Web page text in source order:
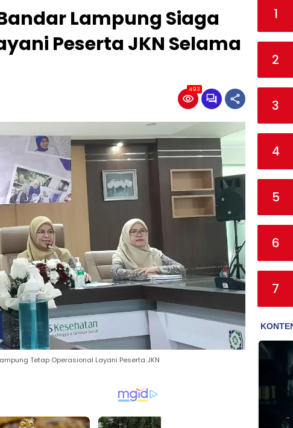
Lampung Siaga
Peserta JKN Selama
493
Tetap Operasional Layani Peserta JKN
1
2
3
4
5
6
7